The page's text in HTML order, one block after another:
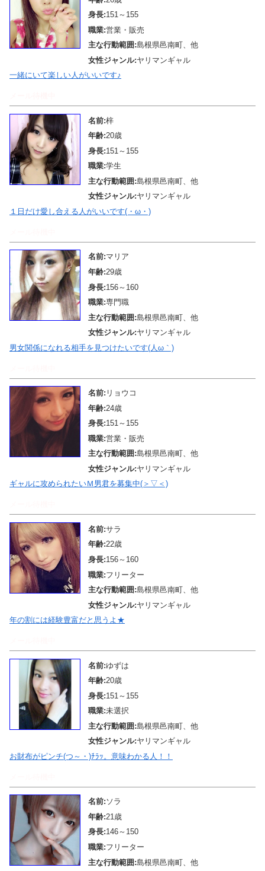
身長:151～155
職業:営業・販売
主な行動範囲:島根県邑南町、他
女性ジャンル:ヤリマンギャル
一緒にいて楽しい人がいいです♪
名前:梓
年齢:20歳
身長:151～155
職業:学生
主な行動範囲:島根県邑南町、他
女性ジャンル:ヤリマンギャル
１日だけ愛し合える人がいいです(・ω・)
名前:マリア
年齢:29歳
身長:156～160
職業:専門職
主な行動範囲:島根県邑南町、他
女性ジャンル:ヤリマンギャル
男女関係になれる相手を見つけたいです(人ω｀)
名前: リョウコ
年齢:24歳
身長:151～155
職業:営業・販売
主な行動範囲:島根県邑南町、他
女性ジャンル:ヤリマンギャル
ギャルに攻められたいＭ男君を募集中(＞▽＜)
名前:サラ
年齢:22歳
身長:156～160
職業:フリーター
主な行動範囲:島根県邑南町、他
女性ジャンル:ヤリマンギャル
年の割には経験豊富だと思うよ★
名前:ゆずは
年齢:20歳
身長:151～155
職業:未選択
主な行動範囲:島根県邑南町、他
女性ジャンル:ヤリマンギャル
お財布がピンチ(つ～・)ﾁﾗｯ。意味わかる人！！
名前: ソラ
年齢:21歳
身長:146～150
職業:フリーター
主な行動範囲:島根県邑南町、他